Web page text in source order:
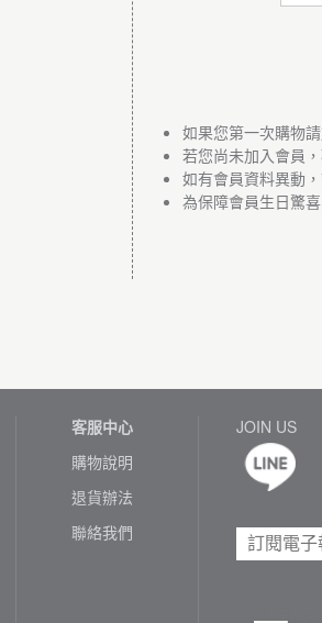
如果您第一次購物
若您尚未加入會員
如有會員資料異動
為保障會員生日驚
客服中心
購物說明
退貨辦法
聯絡我們
JOIN US